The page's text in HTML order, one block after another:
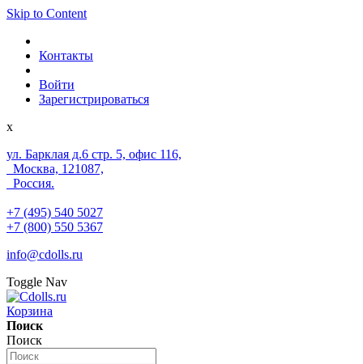
Skip to Content
Контакты
Войти
Зарегистрироваться
x
ул. Барклая д.6 стр. 5, офис 116,
Москва, 121087,
Россия.
+7 (495) 540 5027
+7 (800) 550 5367
info@cdolls.ru
Toggle Nav
Корзина
Поиск
Поиск